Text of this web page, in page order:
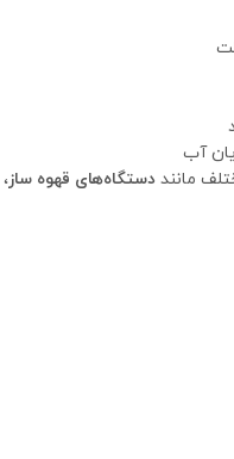
آب
مانند دستگاه‌های قهوه ساز،